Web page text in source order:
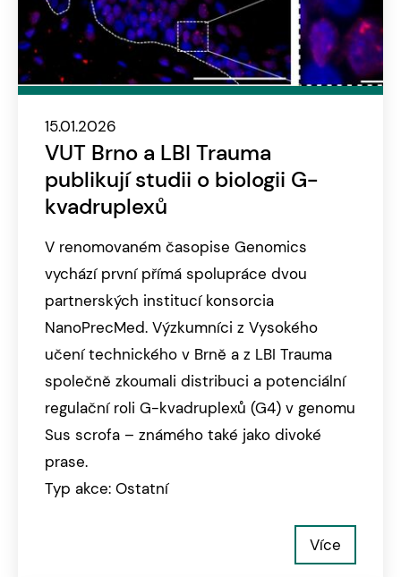
15.01.2026
VUT Brno a LBI Trauma
publikují studii o biologii G-
kvadruplexů
V renomovaném časopise Genomics
vychází první přímá spolupráce dvou
partnerských institucí konsorcia
NanoPrecMed. Výzkumníci z Vysokého
učení technického v Brně a z LBI Trauma
společně zkoumali distribuci a potenciální
regulační roli G-kvadruplexů (G4) v genomu
Sus scrofa – známého také jako divoké
prase.
Typ akce: Ostatní
Více